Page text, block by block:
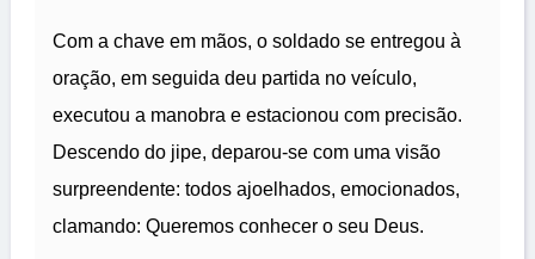
Com a chave em mãos, o soldado se entregou à
oração, em seguida deu partida no veículo,
executou a manobra e estacionou com precisão.
Descendo do jipe, deparou-se com uma visão
surpreendente: todos ajoelhados, emocionados,
clamando: Queremos conhecer o seu Deus.